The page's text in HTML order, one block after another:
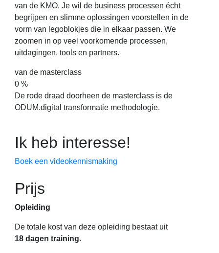
van de KMO. Je wil de business processen écht
begrijpen en slimme oplossingen voorstellen in de
vorm van legoblokjes die in elkaar passen. We
zoomen in op veel voorkomende processen,
uitdagingen, tools en partners.
van de masterclass
0 %
De rode draad doorheen de masterclass is de
ODUM.digital transformatie methodologie.
Ik heb interesse!
Boek een videokennismaking
Prijs
Opleiding
De totale kost van deze opleiding bestaat uit
18 dagen training.